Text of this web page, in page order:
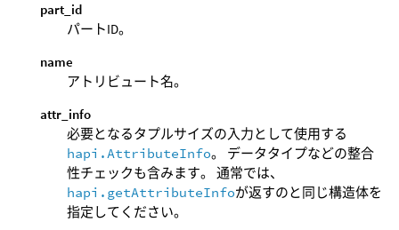
part_id
パートID。
name
アトリビュート名。
attr_info
必要となるタプルサイズの入力として使用する
hapi.AttributeInfo。 データタイプなどの整合
性チェックも含みます。 通常では、
hapi.getAttributeInfoが返すのと同じ構造体を
指定してください。